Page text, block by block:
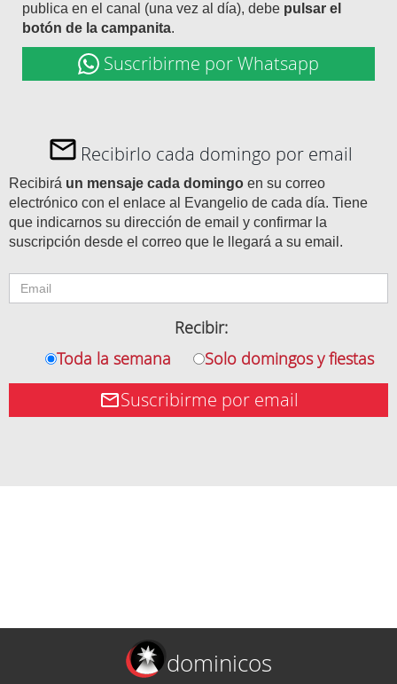
publica en el canal (una vez al día), debe pulsar el
botón de la campanita.
Suscribirme por Whatsapp
Recibirlo cada domingo por email
Recibirá un mensaje cada domingo en su correo
electrónico con el enlace al Evangelio de cada día. Tiene
que indicarnos su dirección de email y confirmar la
suscripción desde el correo que le llegará a su email.
Recibir:
Toda la semana
Solo domingos y fiestas
Suscribirme por email
dominicos